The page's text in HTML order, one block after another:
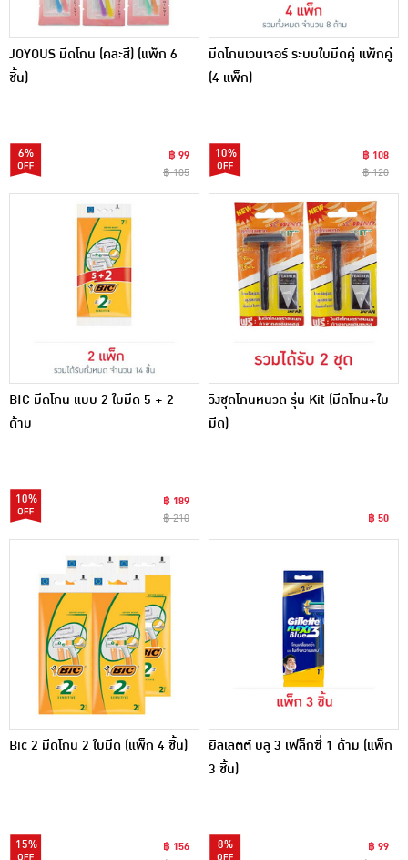
JOYOUS มีดโกน (คละสี) (แพ็ก 6
ชิ้น)
6%
฿ 99
฿ 105
มีดโกนเวนเจอร์ ระบบใบมีดคู่ แพ็กคู่
(4 แพ็ก)
10%
฿ 108
฿ 120
BIC มีดโกน แบบ 2 ใบมีด 5 + 2
ด้าม
10%
฿ 189
฿ 210
วิงชุดโกนหนวด รุ่น Kit (มีดโกน+ใบ
มีด)
฿ 50
Bic 2 มีดโกน 2 ใบมีด (แพ็ก 4 ชิ้น)
15%
฿ 156
ยิลเลตต์ บลู 3 เฟล็กซี่ 1 ด้าม (แพ็ก
3 ชิ้น)
8%
฿ 99